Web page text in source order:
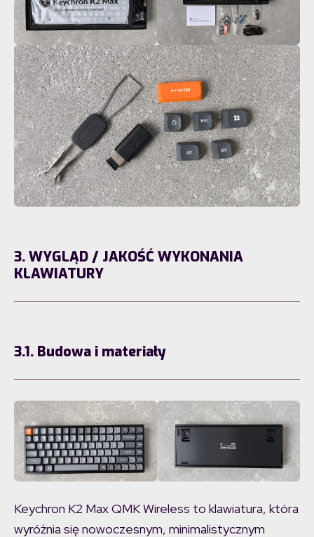
3. WYGLĄD / JAKOŚĆ WYKONANIA
KLAWIATURY
3.1. Budowa i materiały
Keychron K2 Max QMK Wireless to klawiatura, która
wyróżnia się nowoczesnym, minimalistycznym